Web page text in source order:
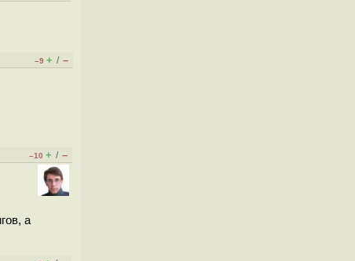
–9 + / –
–10 + / –
а